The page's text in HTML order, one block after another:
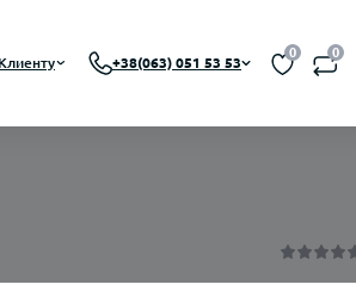
На солевом никотине
+38(063) 051 53 53
0 0